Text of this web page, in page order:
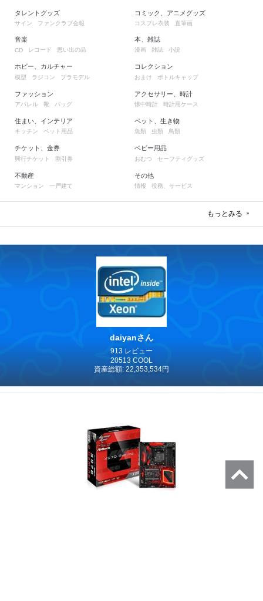
タレントグッズ
サイン ファンクラブ会報
コミック、アニメグッズ
コスプレ衣装 直筆画
音楽
CD レコード 思い出の品
ホビー、カルチャー
模型 ラジコン プラモデル
ファッション
アパレル 靴 バッグ
住まい、インテリア
キッチン ペット用品
チケット、金券
興行チケット 割引券
不動産
マンション 一戸建て
本、雑誌
漫画 雑誌 小説
コレクション
おまけ ボトルキャップ
アクセサリー、時計
懐中時計 時計用ケース
ペット、生き物
魚類 虫類 鳥類
ベビー用品
おむつ セーフティグッズ
その他
情報 役務、サービス
もっとみる
daiyanさん
913 レビュー
20513 COOL
資産総額: 22,353,534円